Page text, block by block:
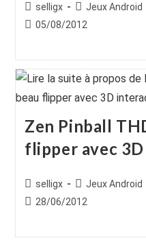
Auteur/autrice
de
selligx
Post
category:
Jeux Android
Publication
05/08/2012
Zen Pinball
flipper avec
Auteur/autrice
de
selligx
Post
category:
Jeux Android
Publication
28/06/2012